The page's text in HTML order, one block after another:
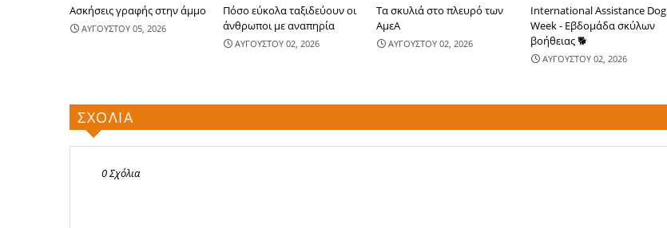
Ασκήσεις γραφής στην άμμο
ΑΥΓΟΥΣΤΟΥ 05, 2026
Πόσο εύκολα ταξιδεύουν οι
άνθρωποι με αναπηρία
ΑΥΓΟΥΣΤΟΥ 02, 2026
Τα σκυλιά στο πλευρό των
ΑμεΑ
ΑΥΓΟΥΣΤΟΥ 02, 2026
International Assistance Dog
Week - Εβδομάδα σκύλων
βοήθειας 🐕
ΑΥΓΟΥΣΤΟΥ 02, 2026
ΣΧΟΛΙΑ
0 Σχόλια